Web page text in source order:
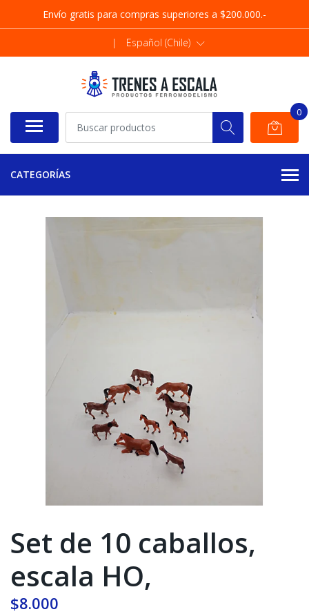
Envío gratis para compras superiores a $200.000.-
| Español (Chile)
0
CATEGORÍAS
Set de 10 caballos,
escala HO,
$8.000